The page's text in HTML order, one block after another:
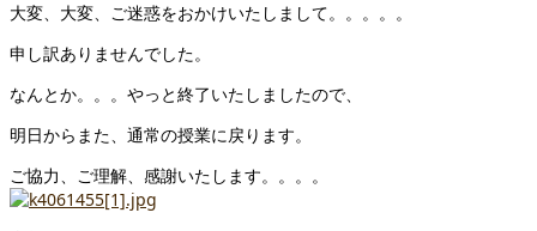
大変、大変、ご迷惑をおかけいたしまして。。。。。
申し訳ありませんでした。
なんとか。。。やっと終了いたしましたので、
明日からまた、通常の授業に戻ります。
ご協力、ご理解、感謝いたします。。。。